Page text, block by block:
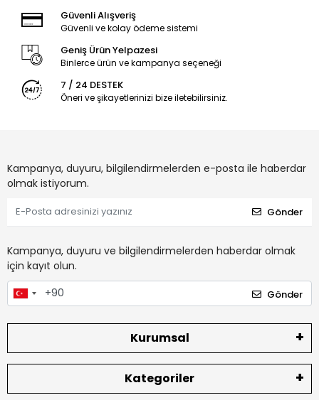
Güvenli Alışveriş
Güvenli ve kolay ödeme sistemi
Geniş Ürün Yelpazesi
Binlerce ürün ve kampanya seçeneği
7 / 24 DESTEK
Öneri ve şikayetlerinizi bize iletebilirsiniz.
Kampanya, duyuru, bilgilendirmelerden e-posta ile haberdar
olmak istiyorum.
Gönder
Kampanya, duyuru ve bilgilendirmelerden haberdar olmak
için kayıt olun.
Gönder
Kurumsal
Kategoriler